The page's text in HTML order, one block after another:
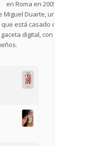
en Roma en 2005.
Miguel Duarte, un
está casado con
digital, con la